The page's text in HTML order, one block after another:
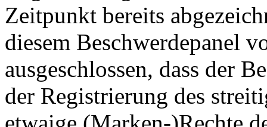
Zeitpunkt bereits
diesem Beschwerdepanel
ausgeschlossen, dass der
der Registrierung des